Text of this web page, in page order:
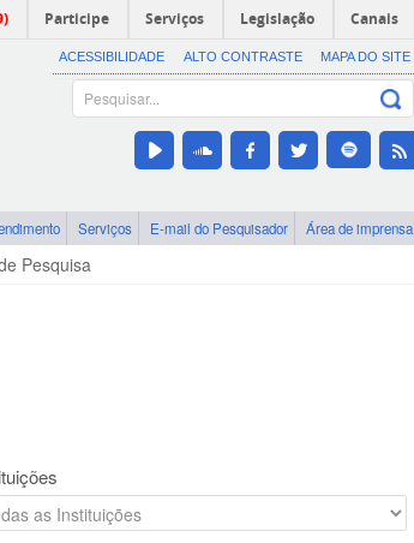
Participe Serviços Legislação Canais
ACESSIBILIDADE ALTO CONTRASTE MAPA DO SITE
Serviços E-mail do Pesquisador Área de imprensa
Pesquisa